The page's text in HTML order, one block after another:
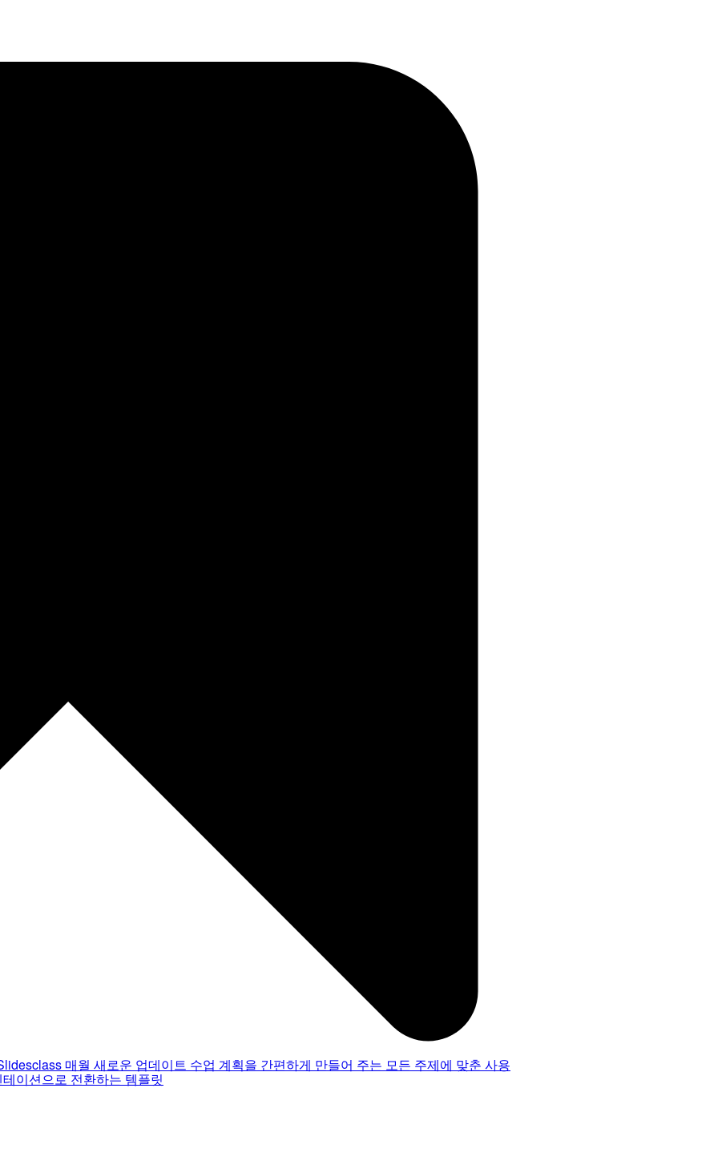
매월 새로운 업데이트 수업 계획을 간편하게 만들어 주는 모든 주제에 맞춘 사용
이션으로 전환하는 템플릿